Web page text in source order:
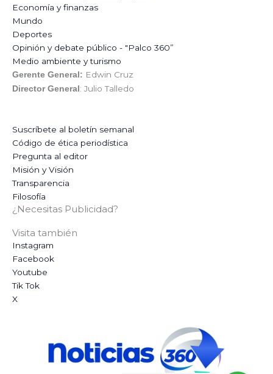
Economía y finanzas
Mundo
Deportes
Opinión y debate público - "Palco 360”
Medio ambiente y turismo
Gerente General: Edwin Cruz
Director General : Julio Talledo
Suscríbete al boletín semanal
Código de ética periodística
Pregunta al editor
Misión y Visión
Transparencia
Filosofía
¿Necesitas Publicidad?
Visita también
Instagram
Facebook
Youtube
Tik Tok
X